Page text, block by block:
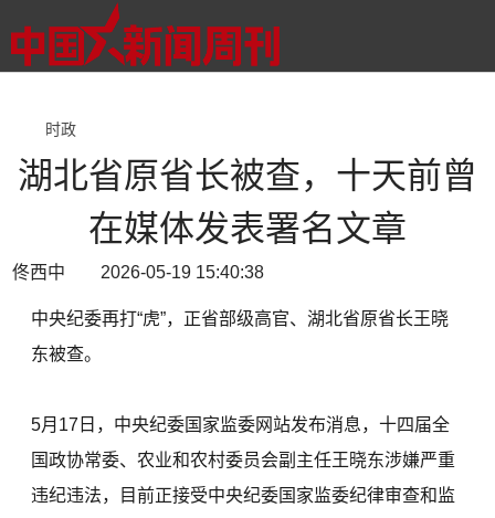
时政
湖北省原省长被查，十天前曾
在媒体发表署名文章
佟西中 2026-05-19 15:40:38
中央纪委再打“虎”，正省部级高官、湖北省原省长王晓
东被查。
5月17日，中央纪委国家监委网站发布消息，十四届全
国政协常委、农业和农村委员会副主任王晓东涉嫌严重
违纪违法，目前正接受中央纪委国家监委纪律审查和监